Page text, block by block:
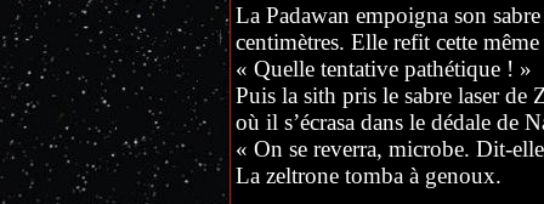
La Padawan empoigna son
centimètres. Elle refit cette
« Quelle tentative pathétique ! »
Puis la sith pris le sabre laser de
où il s’écrasa dans le dédale de
« On se reverra, microbe. Dit-
La zeltrone tomba à genoux.